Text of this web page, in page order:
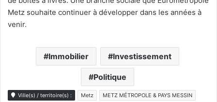
Metz souhaite continuer à développer dans les années à
venir.
Immobilier Investissement
Politique
Ville(s) / territoire(s) : Metz METZ MÉTROPOLE & PAYS MESSIN